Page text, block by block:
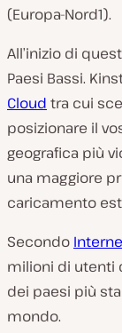
(Europa-Nord1).
All’inizio di
Paesi Bassi.
Cloud tra cui
posizionare il
geografica più
una maggiore
caricamento
Secondo
milioni di utenti
dei paesi più
mondo.